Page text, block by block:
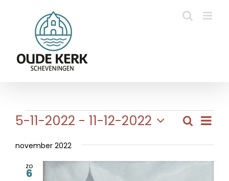
Evenementen
en
Zoeken
Lijst
5-11-2022 - 11-12-2022
een
datum.
november 2022
zo
6